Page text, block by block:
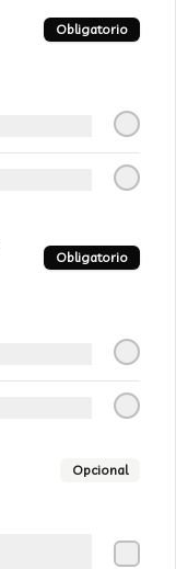
Obligatorio
Obligatorio
Opcional